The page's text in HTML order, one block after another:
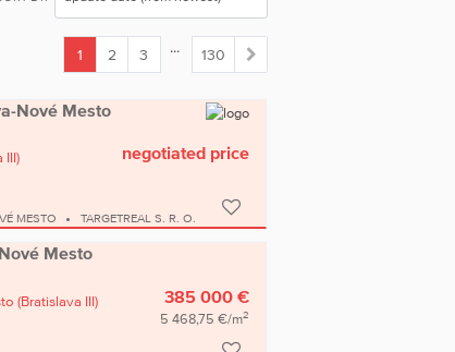
1
2 3 ... 130
Nové Mesto
III)
negotiated price
MESTO TARGETREAL S. R. O.
Mesto
(Bratislava III)
385 000 €
5 468,75 €/m2